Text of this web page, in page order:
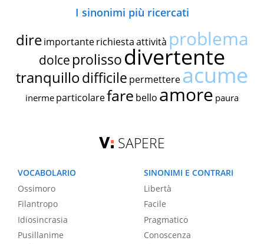
I sinonimi più ricercati
dire importante richiestaattività problema
dolce prolissodivertente
tranquillodifficile permettereacume
inerme particolarefare bello amore paura
SAPERE
VOCABOLARIO
Ossimoro
Filantropo
Idiosincrasia
Pusillanime
SINONIMI E CONTRARI
Libertà
Facile
Pragmatico
Conoscenza